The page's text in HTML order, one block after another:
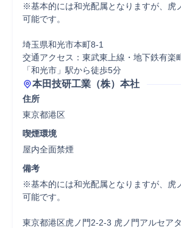
※基本的には和光配属となりますが、虎
可能です。
埼玉県和光市本町8-1
交通アクセス：東武東上線・地下鉄有楽
「和光市」駅から徒歩5分
本田技研工業（株）本社
住所
東京都港区
喫煙環境
屋内全面禁煙
備考
※基本的には和光配属となりますが、虎
可能です。
東京都港区虎ノ門2-2-3 虎ノ門アルセア